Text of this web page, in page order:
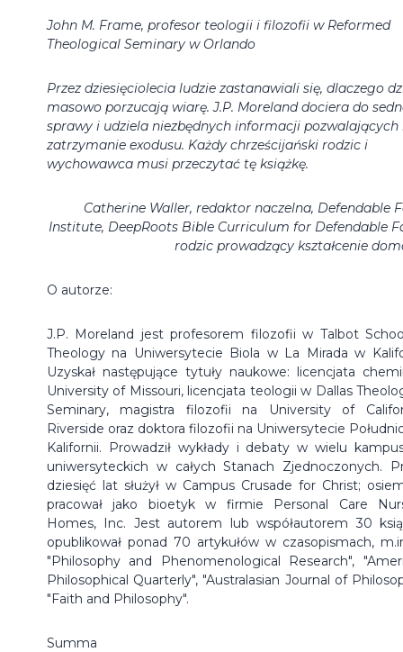
John M. Frame, profesor teologii i filozofii w Reformed
Theological Seminary w Orlando
Przez dziesięciolecia ludzie zastanawiali się, dlaczego
masowo porzucają wiarę. J.P. Moreland dociera do
sprawy i udziela niezbędnych informacji pozwalających
zatrzymanie exodusu. Każdy chrześcijański rodzic i
wychowawca musi przeczytać tę książkę.
Catherine Waller, redaktor naczelna, Defendable
Institute, DeepRoots Bible Curriculum for Defendable
rodzic prowadzący kształcenie
O autorze:
J.P. Moreland jest profesorem filozofii w Talbot
Theology na Uniwersytecie Biola w La Mirada w
Uzyskał następujące tytuły naukowe: licencjata
University of Missouri, licencjata teologii w Dallas
Seminary, magistra filozofii na University of
Riverside oraz doktora filozofii na Uniwersytecie
Kalifornii.
Prowadził wykłady i debaty w wielu
uniwersyteckich w całych Stanach Zjednoczonych.
dziesięć lat służył w Campus Crusade for Christ;
pracował jako bioetyk w firmie Personal Care
Homes, Inc. Jest autorem lub współautorem 30
opublikował ponad 70 artykułów w czasopismach,
"Philosophy and Phenomenological Research",
Philosophical Quarterly", "Australasian Journal of
"Faith and Philosophy".
Summa